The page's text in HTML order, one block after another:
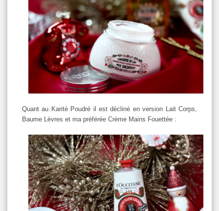
Quant au Karité Poudré il est décliné en version Lait Corps,
Baume Lèvres et ma préférée Crème Mains Fouettée :